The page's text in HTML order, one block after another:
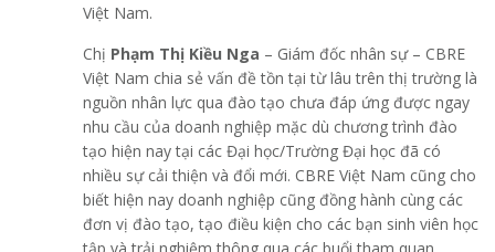
Việt Nam.
Chị Phạm Thị Kiều Nga – Giám đốc nhân sự – CBRE
Việt Nam chia sẻ vấn đề tồn tại từ lâu trên thị trường là
nguồn nhân lực qua đào tạo chưa đáp ứng được ngay
nhu cầu của doanh nghiệp mặc dù chương trình đào
tạo hiện nay tại các Đại học/Trường Đại học đã có
nhiều sự cải thiện và đổi mới. CBRE Việt Nam cũng cho
biết hiện nay doanh nghiệp cũng đồng hành cùng các
đơn vị đào tạo, tạo điều kiện cho các bạn sinh viên học
tập và trải nghiệm thông qua các buổi tham quan